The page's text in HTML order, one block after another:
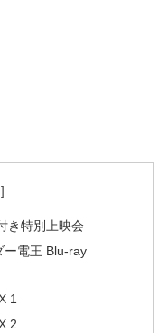
き特別上映会
ー電王 Blu-ray
1
2